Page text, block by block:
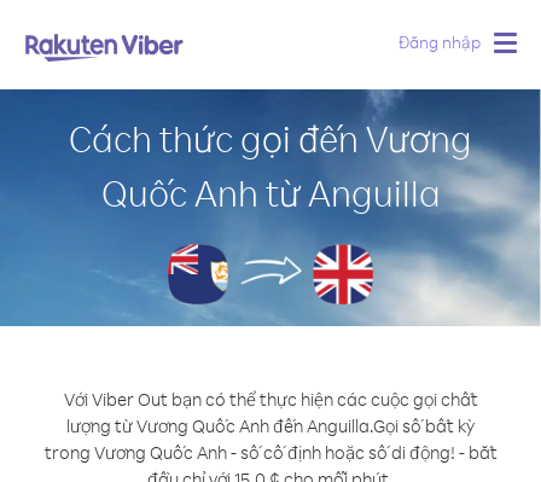
Đăng nhập
Cách thức gọi đến Vương
Quốc Anh từ Anguilla
Với Viber Out bạn có thể thực hiện các cuộc gọi chất
lượng từ Vương Quốc Anh đến Anguilla.Gọi số bất kỳ
trong Vương Quốc Anh - số cố định hoặc số di động! - bắt